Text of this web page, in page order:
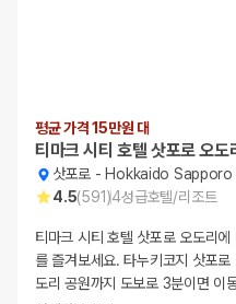
평균 가격 15만원 대
티마크 시티 호텔 삿포로 오도
삿포로 - Hokkaido
4.5(591)4성급호텔/리조트
티마크 시티 호텔 삿포로 오도리
를 즐겨보세요. 타누키코지 삿포
도리 공원까지 도보로 3분이면 이